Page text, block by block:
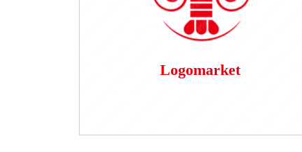
Logomarket